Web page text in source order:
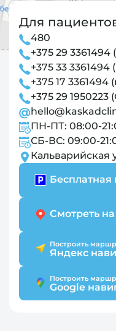
Для
480
+375 29 3361494
+375 33 3361494
+375 17 3361494
+375 29 1950223
ПН-ПТ: 08:00-
СБ-ВС: 09:00-
Кальварийская
Бесплатная
Смотреть
Построить
Яндекс
Построить
Google